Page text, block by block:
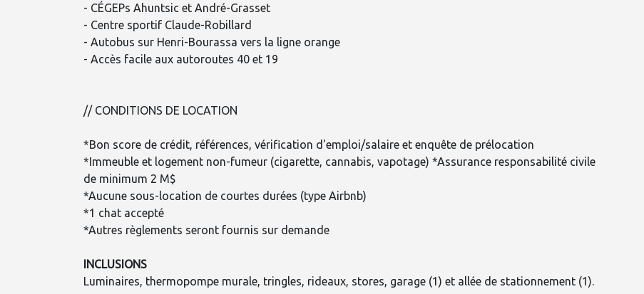
- CÉGEPs Ahuntsic et André-Grasset
- Centre sportif Claude-Robillard
- Autobus sur Henri-Bourassa vers la ligne orange
- Accès facile aux autoroutes 40 et 19
// CONDITIONS DE LOCATION
*Bon score de crédit, références, vérification d'emploi/salaire et enquête de prélocation
*Immeuble et logement non-fumeur (cigarette, cannabis, vapotage) *Assurance responsabilité civile
de minimum 2 M$
*Aucune sous-location de courtes durées (type Airbnb)
*1 chat accepté
*Autres règlements seront fournis sur demande
INCLUSIONS
Luminaires, thermopompe murale, tringles, rideaux, stores, garage (1) et allée de stationnement (1).